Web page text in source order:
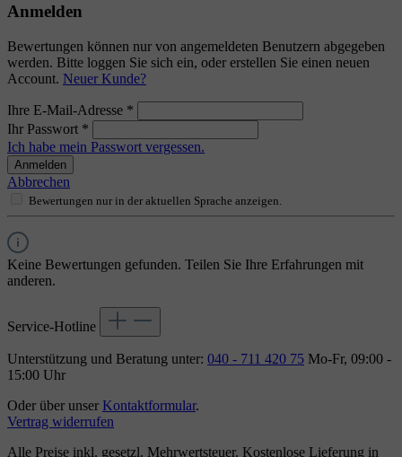
Anmelden
Bewertungen können nur von angemeldeten Benutzern abgegeben
werden. Bitte loggen Sie sich ein, oder erstellen Sie einen neuen
Account. Neuer Kunde?
Ihre E-Mail-Adresse *
Ihr Passwort *
Ich habe mein Passwort vergessen.
Anmelden
Abbrechen
Bewertungen nur in der aktuellen Sprache anzeigen.
Keine Bewertungen gefunden. Teilen Sie Ihre Erfahrungen mit
anderen.
Service-Hotline
Unterstützung und Beratung unter: 040 - 711 420 75 Mo-Fr, 09:00 -
15:00 Uhr
Oder über unser Kontaktformular.
Vertrag widerrufen
Alle Preise inkl. gesetzl. Mehrwertsteuer. Kostenlose Lieferung in